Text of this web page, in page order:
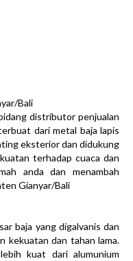
Bali
distributor penjualan
dari metal baja lapis
eksterior dan didukung
terhadap cuaca dan
anda dan menambah
Gianyar/Bali
baja yang digalvanis dan
kekuatan dan tahan lama.
kuat dari alumunium